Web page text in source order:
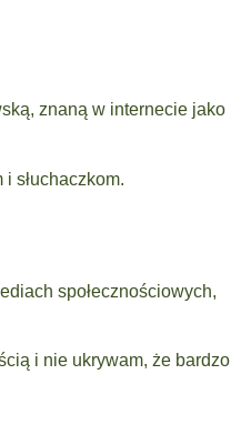
znaną w internecie jako
słuchaczkom.
społecznościowych,
i nie ukrywam, że bardzo